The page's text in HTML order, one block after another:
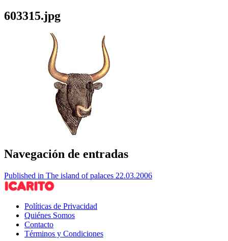
603315.jpg
Navegación de entradas
Published in The island of palaces 22.03.2006
Políticas de Privacidad
Quiénes Somos
Contacto
Términos y Condiciones